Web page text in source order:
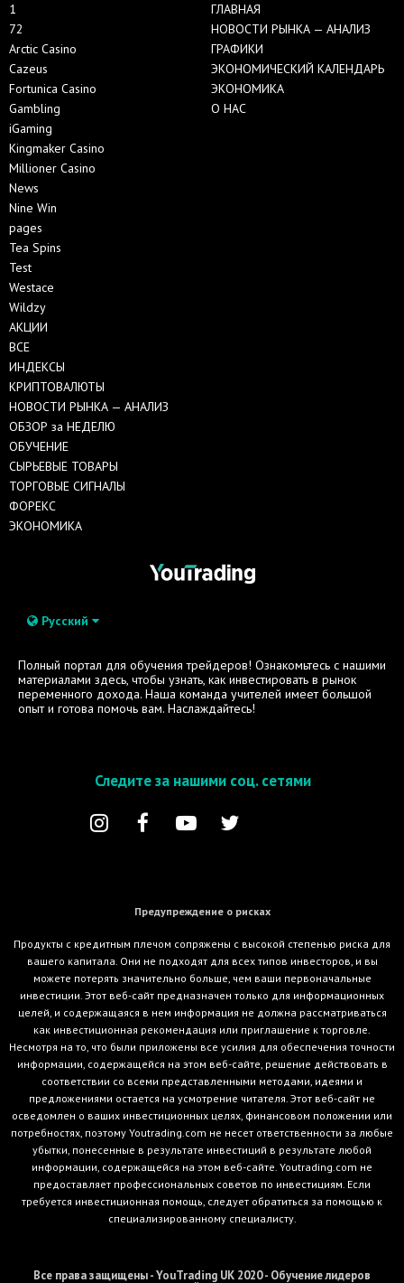
1
72
Arctic Casino
Cazeus
Fortunica Casino
Gambling
iGaming
Kingmaker Casino
Millioner Casino
News
Nine Win
pages
Tea Spins
Test
Westace
Wildzy
АКЦИИ
ВСЕ
ИНДЕКСЫ
КРИПТОВАЛЮТЫ
НОВОСТИ РЫНКА — АНАЛИЗ
ОБЗОР за НЕДЕЛЮ
ОБУЧЕНИЕ
СЫРЬЕВЫЕ ТОВАРЫ
ТОРГОВЫЕ СИГНАЛЫ
ФОРЕКС
ЭКОНОМИКА
ГЛАВНАЯ
НОВОСТИ РЫНКА — АНАЛИЗ
ГРАФИКИ
ЭКОНОМИЧЕСКИЙ КАЛЕНДАРЬ
ЭКОНОМИКА
О НАС
Русский
Полный портал для обучения трейдеров! Ознакомьтесь с нашими
материалами здесь, чтобы узнать, как инвестировать в рынок
переменного дохода. Наша команда учителей имеет большой
опыт и готова помочь вам. Наслаждайтесь!
Следите за нашими соц. сетями
Предупреждение о рисках
Продукты с кредитным плечом сопряжены с высокой степенью риска для
вашего капитала. Они не подходят для всех типов инвесторов, и вы
можете потерять значительно больше, чем ваши первоначальные
инвестиции. Этот веб-сайт предназначен только для информационных
целей, и содержащаяся в нем информация не должна рассматриваться
как инвестиционная рекомендация или приглашение к торговле.
Несмотря на то, что были приложены все усилия для обеспечения точности
информации, содержащейся на этом веб-сайте, решение действовать в
соответствии со всеми представленными методами, идеями и
предложениями остается на усмотрение читателя. Этот веб-сайт не
осведомлен о ваших инвестиционных целях, финансовом положении или
потребностях, поэтому Youtrading.com не несет ответственности за любые
убытки, понесенные в результате инвестиций в результате любой
информации, содержащейся на этом веб-сайте. Youtrading.com не
предоставляет профессиональных советов по инвестициям. Если
требуется инвестиционная помощь, следует обратиться за помощью к
специализированному специалисту.
Все права защищены - YouTrading UK 2020 - Обучение лидеров